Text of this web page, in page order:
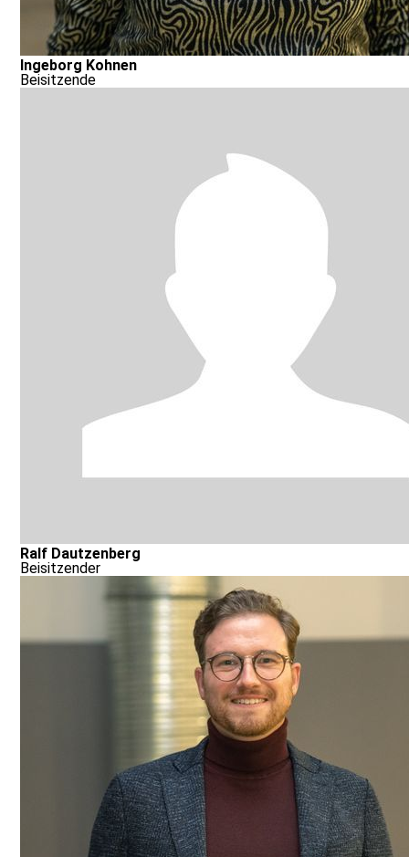
Ingeborg Kohnen
Beisitzende
Ralf Dautzenberg
Beisitzender